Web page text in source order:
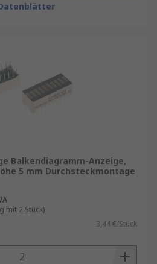
Balkendiagramm-Anzeige,
5 mm Durchsteckmontage
mit 2 Stück)
3,44 €/Stück